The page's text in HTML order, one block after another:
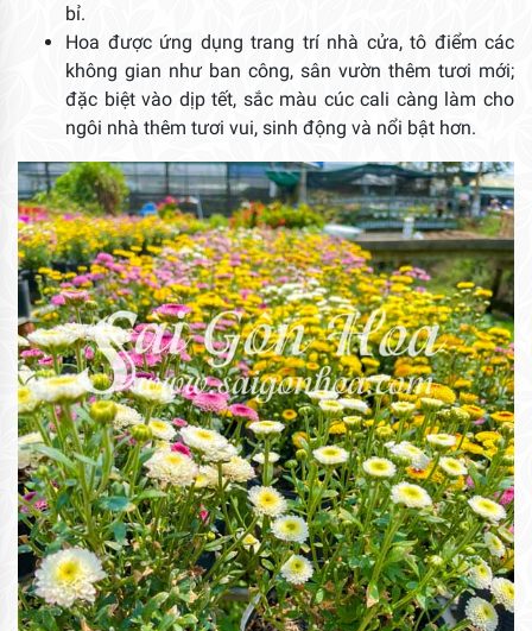
bỉ.
Hoa được ứng dụng trang trí nhà cửa, tô điểm các
không gian như ban công, sân vườn thêm tươi mới;
đặc biệt vào dịp tết, sắc màu cúc cali càng làm cho
ngôi nhà thêm tươi vui, sinh động và nổi bật hơn.